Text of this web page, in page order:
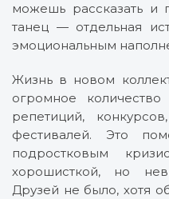
можешь рассказать и
танец — отдельная
эмоциональным
Жизнь в новом
огромное количество
репетиций,
фестивалей. Это
подростковым
хорошисткой, но
Друзей не было, хотя